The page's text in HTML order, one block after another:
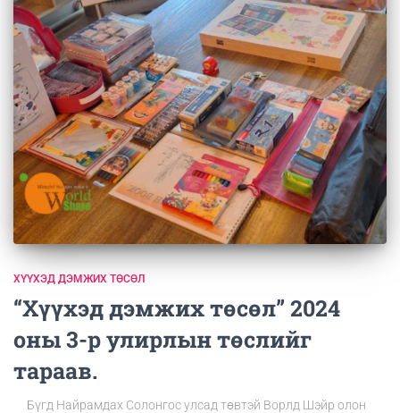
ХҮҮХЭД ДЭМЖИХ ТӨСӨЛ
“Хүүхэд дэмжих төсөл” 2024
оны 3-р улирлын төслийг
тараав.
Бүгд Найрамдах Солонгос улсад төвтэй Ворлд Шэйр олон